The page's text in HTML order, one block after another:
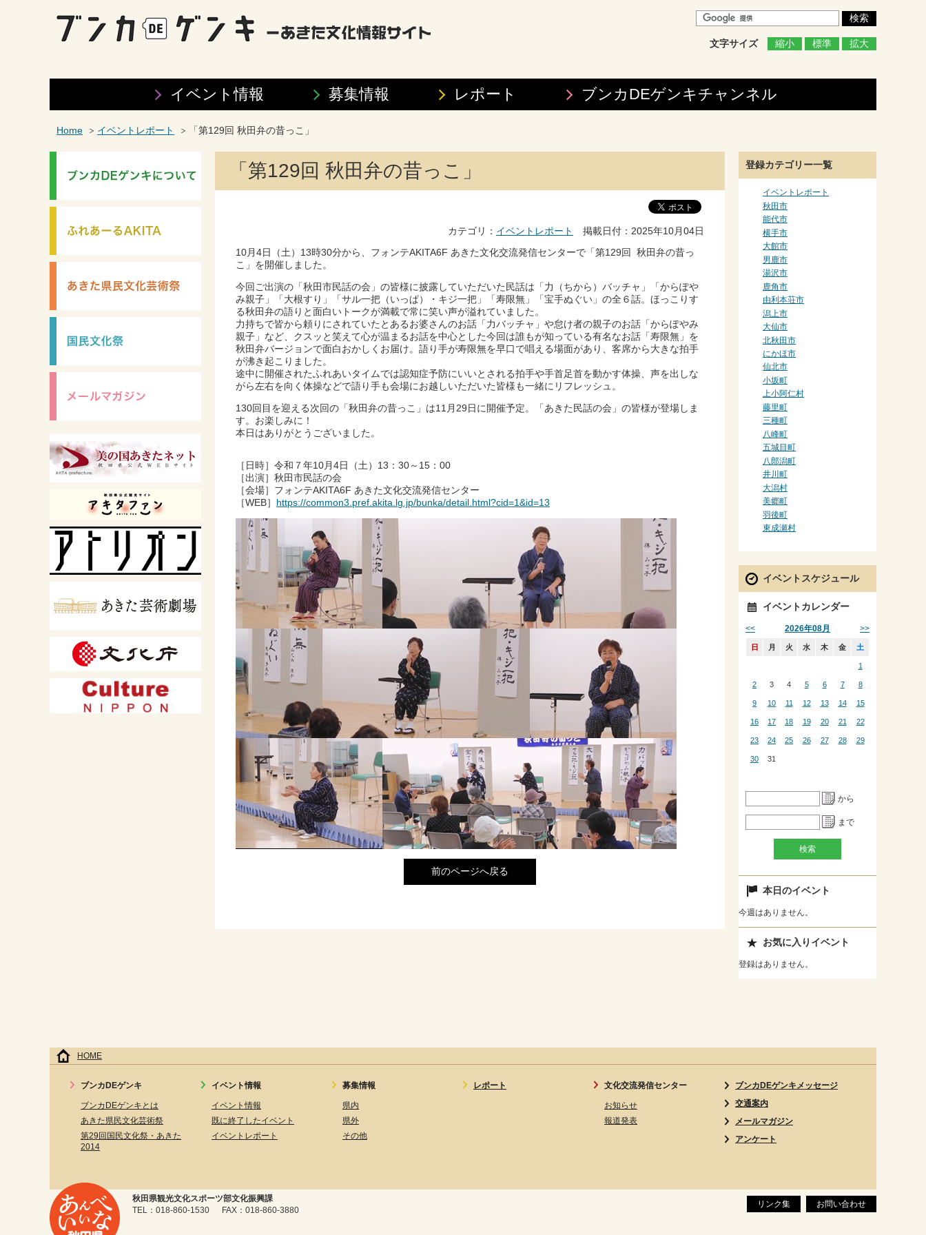
文字サイズ 縮小 標準 拡大
イベント情報 募集情報 レポート ブンカDEゲンキチャンネル
Home イベントレポート 「第129回 秋田弁の昔っこ」
「第129回 秋田弁の昔っこ」
カテゴリ： イベントレポート 掲載日付：2025年10月04日
10月4日（土）13時30分から、フォンテAKITA6F あきた文化交流発信センターで「第129回 秋田弁の昔っ
こ」を開催しました。
今回ご出演の「秋田市民話の会」の皆様に披露していただいた民話は「力（ちから）バッチャ」「からぽや
み親子」「大根すり」「サル一把（いっぱ）・キジ一把」「寿限無」「宝手ぬぐい」の全６話。ほっこりす
る秋田弁の語りと面白いトークが満載で常に笑い声が溢れていました。
力持ちで皆から頼りにされていたとあるお婆さんのお話「力バッチャ」や怠け者の親子のお話「からぽやみ
親子」など、クスッと笑えて心が温まるお話を中心とした今回は誰もが知っている有名なお話「寿限無」を
秋田弁バージョンで面白おかしくお届け。語り手が寿限無を早口で唱える場面があり、客席から大きな拍手
が沸き起こりました。
途中に開催されたふれあいタイムでは認知症予防にいいとされる拍手や手首足首を動かす体操、声を出しな
がら左右を向く体操などで語り手も会場にお越しいただいた皆様も一緒にリフレッシュ。
130回目を迎える次回の「秋田弁の昔っこ」は11月29日に開催予定。「あきた民話の会」の皆様が登場しま
す。お楽しみに！
本日はありがとうございました。
［日時］令和７年10月4日（土）13：30～15：00
［出演］秋田市民話の会
［会場］フォンテAKITA6F あきた文化交流発信センター
［WEB］ https://common3.pref.akita.lg.jp/bunka/detail.html?cid=1&id=13
前のページへ戻る
登録カテゴリー一覧
イベントレポート
秋田市
能代市
横手市
大館市
男鹿市
湯沢市
鹿角市
由利本荘市
潟上市
大仙市
北秋田市
にかほ市
仙北市
小坂町
上小阿仁村
藤里町
三種町
八峰町
五城目町
八郎潟町
井川町
大潟村
美郷町
羽後町
東成瀬村
イベントスケジュール
イベントカレンダー
2026年08月
<< >>
日 月 火 水 木 金 土
1
2 3 4 5 6 7 8
9 10 11 12 13 14 15
16 17 18 19 20 21 22
23 24 25 26 27 28 29
30 31
から
まで
本日のイベント
今週はありません。
お気に入りイベント
登録はありません。
HOME
ブンカDEゲンキ
ブンカDEゲンキとは
あきた県民文化芸術祭
第29回国民文化祭・あきた
2014
イベント情報
イベント情報
既に終了したイベント
イベントレポート
募集情報
県内
県外
その他
レポート 文化交流発信センター
お知らせ
報道発表
ブンカDEゲンキメッセージ
交通案内
メールマガジン
アンケート
リンク集 お問い合わせ
秋田県観光文化スポーツ部文化振興課
TEL：018-860-1530 FAX：018-860-3880